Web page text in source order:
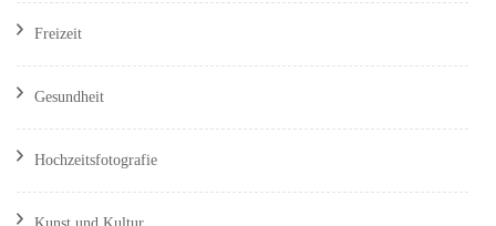
Freizeit
Gesundheit
Hochzeitsfotografie